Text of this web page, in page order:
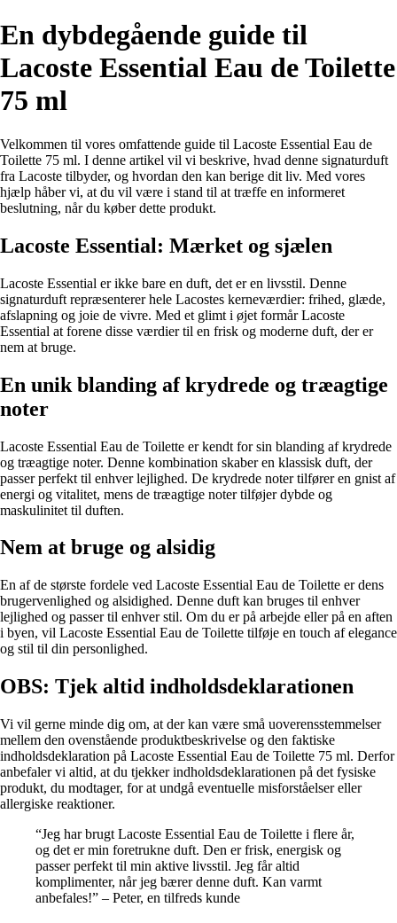
En dybdegående guide til
Lacoste Essential Eau de Toilette
75 ml
Velkommen til vores omfattende guide til Lacoste Essential Eau de
Toilette 75 ml. I denne artikel vil vi beskrive, hvad denne signaturduft
fra Lacoste tilbyder, og hvordan den kan berige dit liv. Med vores
hjælp håber vi, at du vil være i stand til at træffe en informeret
beslutning, når du køber dette produkt.
Lacoste Essential: Mærket og sjælen
Lacoste Essential er ikke bare en duft, det er en livsstil. Denne
signaturduft repræsenterer hele Lacostes kerneværdier: frihed, glæde,
afslapning og joie de vivre. Med et glimt i øjet formår Lacoste
Essential at forene disse værdier til en frisk og moderne duft, der er
nem at bruge.
En unik blanding af krydrede og træagtige
noter
Lacoste Essential Eau de Toilette er kendt for sin blanding af krydrede
og træagtige noter. Denne kombination skaber en klassisk duft, der
passer perfekt til enhver lejlighed. De krydrede noter tilfører en gnist af
energi og vitalitet, mens de træagtige noter tilføjer dybde og
maskulinitet til duften.
Nem at bruge og alsidig
En af de største fordele ved Lacoste Essential Eau de Toilette er dens
brugervenlighed og alsidighed. Denne duft kan bruges til enhver
lejlighed og passer til enhver stil. Om du er på arbejde eller på en aften
i byen, vil Lacoste Essential Eau de Toilette tilføje en touch af elegance
og stil til din personlighed.
OBS: Tjek altid indholdsdeklarationen
Vi vil gerne minde dig om, at der kan være små uoverensstemmelser
mellem den ovenstående produktbeskrivelse og den faktiske
indholdsdeklaration på Lacoste Essential Eau de Toilette 75 ml. Derfor
anbefaler vi altid, at du tjekker indholdsdeklarationen på det fysiske
produkt, du modtager, for at undgå eventuelle misforståelser eller
allergiske reaktioner.
“Jeg har brugt Lacoste Essential Eau de Toilette i flere år,
og det er min foretrukne duft. Den er frisk, energisk og
passer perfekt til min aktive livsstil. Jeg får altid
komplimenter, når jeg bærer denne duft. Kan varmt
anbefales!” – Peter, en tilfreds kunde